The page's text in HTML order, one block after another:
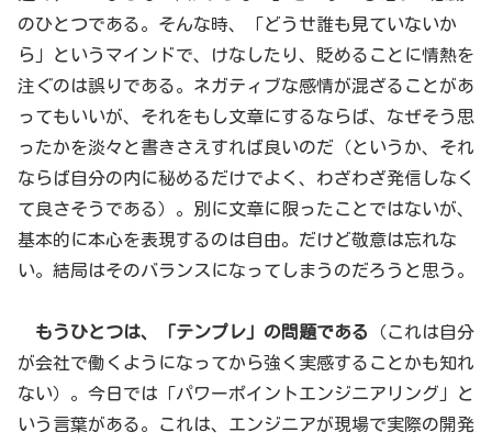
のひとつである。そんな時、「どうせ誰も見ていないか
ら」というマインドで、けなしたり、貶めることに情熱を
注ぐのは誤りである。ネガティブな感情が混ざることがあ
ってもいいが、それをもし文章にするならば、なぜそう思
ったかを淡々と書きさえすれば良いのだ（というか、それ
ならば自分の内に秘めるだけでよく、わざわざ発信しなく
て良さそうである）。別に文章に限ったことではないが、
基本的に本心を表現するのは自由。だけど敬意は忘れな
い。結局はそのバランスになってしまうのだろうと思う。
もうひとつは、「テンプレ」の問題である
（これは自分
が会社で働くようになってから強く実感することかも知れ
ない）。今日では「パワーポイントエンジニアリング」と
いう言葉がある。これは、エンジニアが現場で実際の開発